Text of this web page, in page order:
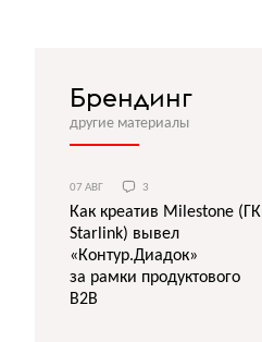
Брендинг
другие материалы
07 АВГ 3
Как креатив Milestone (ГК
Starlink) вывел
«Контур.Диадок»
за рамки продуктового
B2B